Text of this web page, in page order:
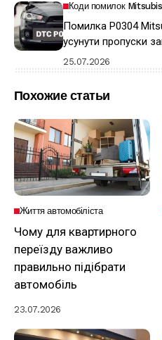
Коди помилок
Помилка P0304
усунути пропуски
25.07.2026
Похожие статьи
Життя автомобіліста
Чому для квартирного
переїзду важливо
правильно підібрати
автомобіль
23.07.2026